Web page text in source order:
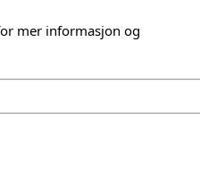
mer informasjon og